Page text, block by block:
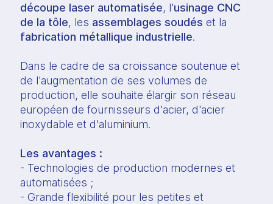
découpe laser automatisée, l'usinage CNC
de la tôle, les assemblages soudés et la
fabrication métallique industrielle.
Dans le cadre de sa croissance soutenue et
de l'augmentation de ses volumes de
production, elle souhaite élargir son réseau
européen de fournisseurs d'acier, d'acier
inoxydable et d'aluminium.
Les avantages :
- Technologies de production modernes et
automatisées ;
- Grande flexibilité pour les petites et